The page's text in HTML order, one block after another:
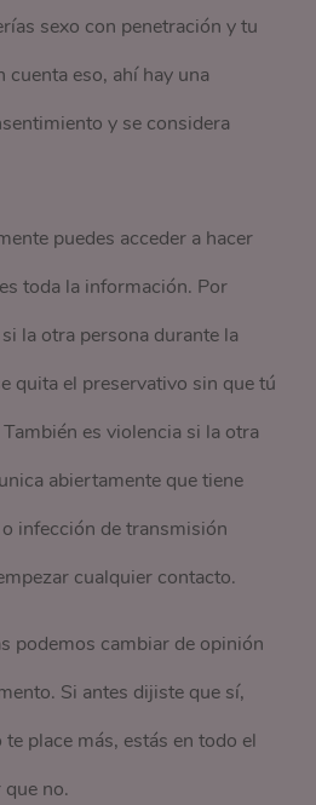
sexo con penetración y tu
cuenta eso, ahí hay una
y se considera
puedes acceder a hacer
toda la información. Por
la otra persona durante la
quita el preservativo sin que tú
es violencia si la otra
abiertamente que tiene
infección de transmisión
cualquier contacto.
podemos cambiar de opinión
Si antes dijiste que sí,
place más, estás en todo el
no.